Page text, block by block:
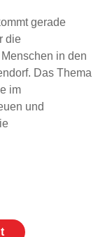
gerade
die
in den
Das Thema
im
und